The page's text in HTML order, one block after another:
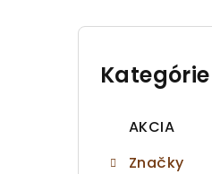
B
Preskočiť
kategórie
Kategórie
AKCIA
Značky